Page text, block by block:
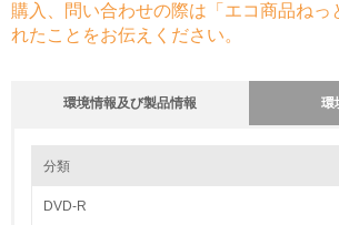
購入、問い合わせの際は「エコ商品ねっ
れたことをお伝えください。
環境情報及び製品情報 環
1.環境取り組み体制
分類
DVD-R